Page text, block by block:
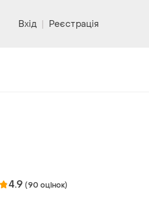
Вхід | Реєстрація
4.9 (90 оцінок)